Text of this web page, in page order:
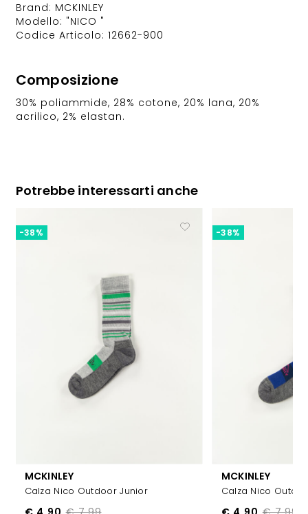
Brand: MCKINLEY
Modello: "NICO "
Codice Articolo: 12662-900
Composizione
30% poliammide, 28% cotone, 20% lana, 20%
acrilico, 2% elastan.
Potrebbe interessarti anche
MCKINLEY
Calza Nico Outdoor Junior
-38%
MCKINLEY
Calza Nico
-38%